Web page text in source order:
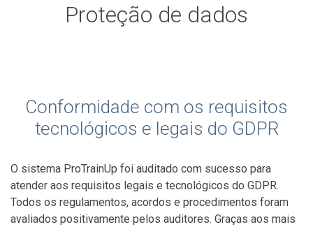
Proteção de dados
Conformidade com os requisitos
tecnológicos e legais do GDPR
O sistema ProTrainUp foi auditado com sucesso para
atender aos requisitos legais e tecnológicos do GDPR.
Todos os regulamentos, acordos e procedimentos foram
avaliados positivamente pelos auditores. Graças aos mais